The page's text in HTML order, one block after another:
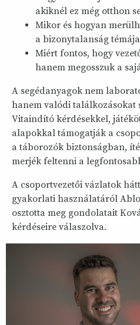
akiknél ez még otthon
Mikor és hogyan
a bizonytalanság
Miért fontos, hogy
hanem megosszuk a
A segédanyagok nem
hanem valódi találkozásokat
Vitaindító kérdésekkel,
alapokkal támogatják a
a táborozók biztonságban,
merjék feltenni a
A csoportvezetői vázlatok
gyakorlati használatáról
osztotta meg gondolatait
kérdéseire válaszolva.